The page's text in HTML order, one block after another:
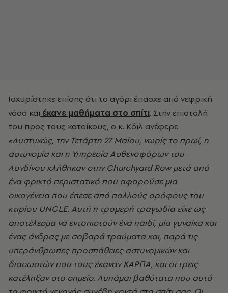
Ισχυρίστηκε επίσης ότι το αγόρι έπασχε από νεφρική
νόσο και έκανε μαθήματα στο σπίτι. Στην επιστολή
του προς τους κατοίκους, ο κ. Κόιλ ανέφερε:
«Δυστυχώς, την Τετάρτη 27 Μαΐου, νωρίς το πρωί, η
αστυνομία και η Υπηρεσία Ασθενοφόρων του
Λονδίνου κλήθηκαν στην Churchyard Row μετά από
ένα φρικτό περιστατικό που αφορούσε μια
οικογένεια που έπεσε από πολλούς ορόφους του
κτιρίου UNCLE. Αυτή η τρομερή τραγωδία είχε ως
αποτέλεσμα να εντοπιστούν ένα παιδί, μία γυναίκα και
ένας άνδρας με σοβαρά τραύματα και, παρά τις
υπεράνθρωπες προσπάθειες αστυνομικών και
διασωστών που τους έκαναν ΚΑΡΠΑ, και οι τρεις
κατέληξαν στο σημείο. Λυπάμαι βαθύτατα που αυτό